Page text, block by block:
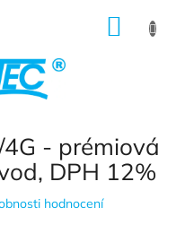
- prémiová
DPH 12%
je 0,0 z 5 hvězdiček.
hodnocení